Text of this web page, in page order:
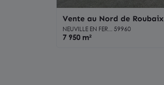
Vente au Nord de Roubaix
NEUVILLE EN FER... 59960
7 950 m²